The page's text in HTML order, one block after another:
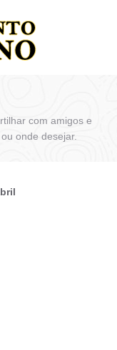
com amigos e
onde desejar.